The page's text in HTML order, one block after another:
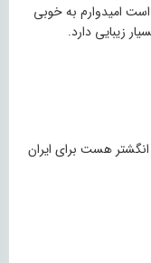
امیدوارم به خوبی
زیبایی دارد.
هست برای ایران